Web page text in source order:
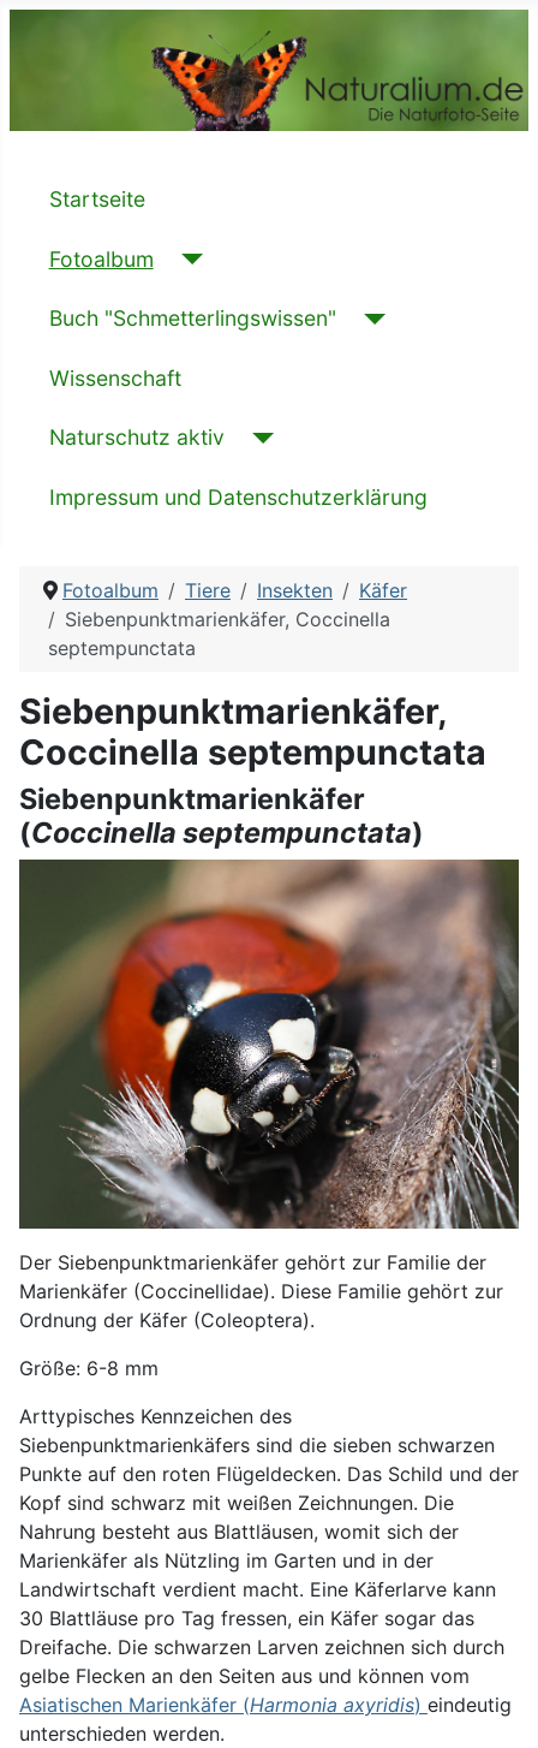
Startseite
Fotoalbum
Buch "Schmetterlingswissen"
Wissenschaft
Naturschutz aktiv
Impressum und Datenschutzerklärung
Fotoalbum Tiere Insekten
Käfer
Siebenpunktmarienkäfer, Coccinella
septempunctata
Siebenpunktmarienkäfer,
Coccinella septempunctata
Siebenpunktmarienkäfer
(Coccinella septempunctata)
Der Siebenpunktmarienkäfer gehört zur Familie der
Marienkäfer (Coccinellidae). Diese Familie gehört zur
Ordnung der Käfer (Coleoptera).
Größe: 6-8 mm
Arttypisches Kennzeichen des
Siebenpunktmarienkäfers sind die sieben schwarzen
Punkte auf den roten Flügeldecken. Das Schild und der
Kopf sind schwarz mit weißen Zeichnungen. Die
Nahrung besteht aus Blattläusen, womit sich der
Marienkäfer als Nützling im Garten und in der
Landwirtschaft verdient macht. Eine Käferlarve kann
30 Blattläuse pro Tag fressen, ein Käfer sogar das
Dreifache. Die schwarzen Larven zeichnen sich durch
gelbe Flecken an den Seiten aus und können vom
Asiatischen Marienkäfer (Harmonia axyridis) eindeutig
unterschieden werden.